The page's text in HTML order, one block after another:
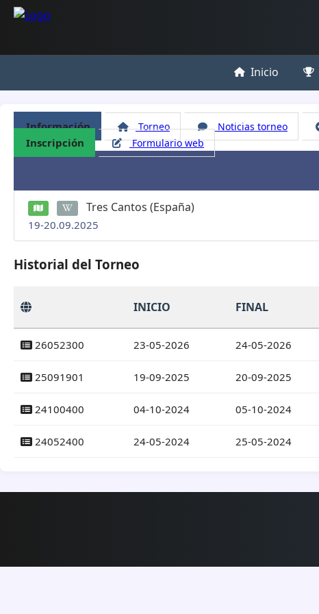
Inicio
Información Torneo Noticias torneo
Inscripción Formulario web
Tres Cantos (España)
19-20.09.2025
Historial del Torneo
INICIO FINAL
26052300 23-05-2026 24-05-2026
25091901 19-09-2025 20-09-2025
24100400 04-10-2024 05-10-2024
24052400 24-05-2024 25-05-2024